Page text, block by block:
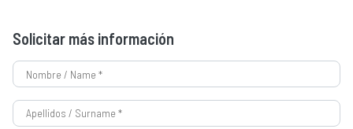
Solicitar más información